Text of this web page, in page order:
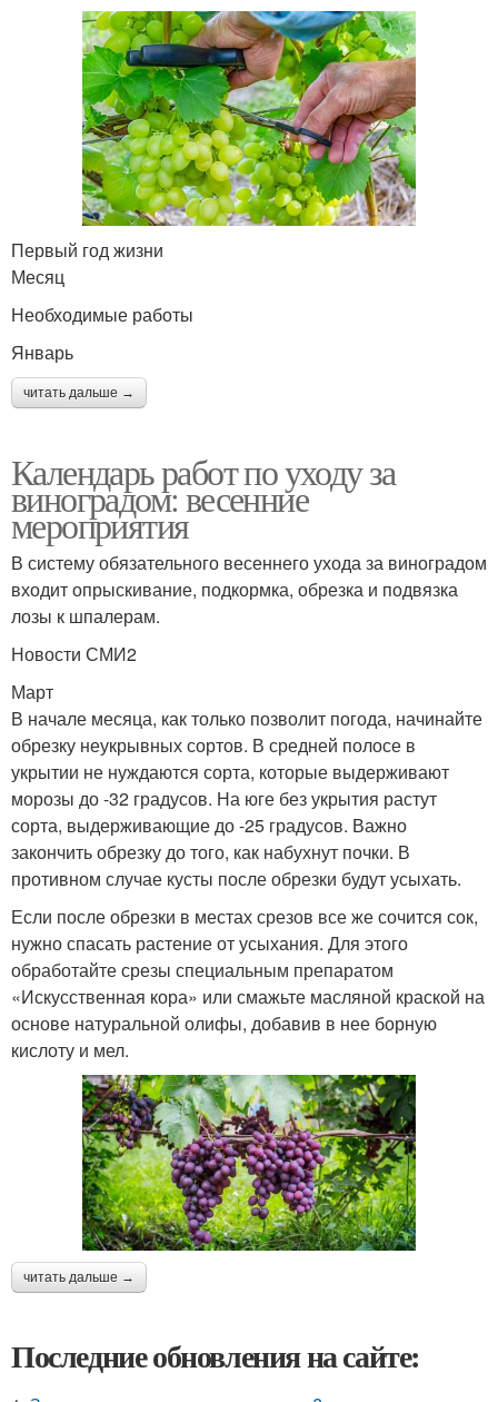
Первый год жизни
Месяц
Необходимые работы
Январь
читать дальше →
Календарь работ по уходу за
виноградом: весенние
мероприятия
В систему обязательного весеннего ухода за виноградом
входит опрыскивание, подкормка, обрезка и подвязка
лозы к шпалерам.
Новости СМИ2
Март
В начале месяца, как только позволит погода, начинайте
обрезку неукрывных сортов. В средней полосе в
укрытии не нуждаются сорта, которые выдерживают
морозы до -32 градусов. На юге без укрытия растут
сорта, выдерживающие до -25 градусов. Важно
закончить обрезку до того, как набухнут почки. В
противном случае кусты после обрезки будут усыхать.
Если после обрезки в местах срезов все же сочится сок,
нужно спасать растение от усыхания. Для этого
обработайте срезы специальным препаратом
«Искусственная кора» или смажьте масляной краской на
основе натуральной олифы, добавив в нее борную
кислоту и мел.
читать дальше →
Последние обновления на сайте: